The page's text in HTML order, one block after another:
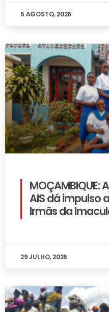
5 AGOSTO, 2026
MOÇAMBIQUE:
AIS dá impulso
Irmãs da
29 JULHO, 2026